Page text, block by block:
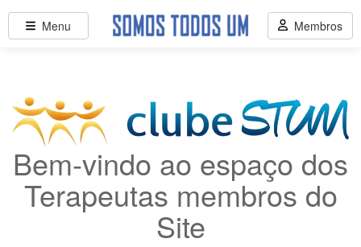
Bem-vindo ao espaço dos
Terapeutas membros do
Site
Menu Membros